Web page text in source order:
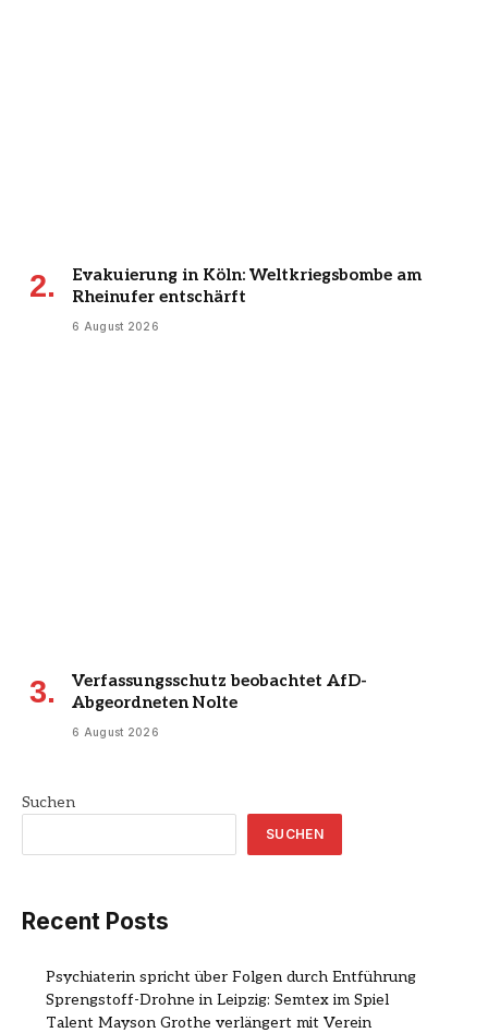
Evakuierung in Köln: Weltkriegsbombe am
Rheinufer entschärft
6 August 2026
Verfassungsschutz beobachtet AfD-
Abgeordneten Nolte
6 August 2026
Suchen
SUCHEN
Recent Posts
Psychiaterin spricht über Folgen durch Entführung
Sprengstoff-Drohne in Leipzig: Semtex im Spiel
Talent Mayson Grothe verlängert mit Verein